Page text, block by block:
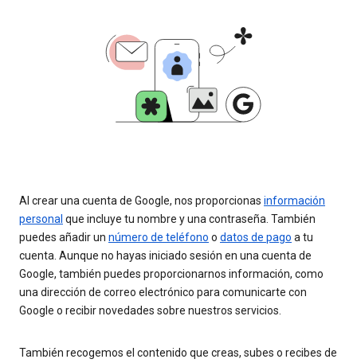
Al crear una cuenta de Google, nos proporcionas información
personal que incluye tu nombre y una contraseña. También
puedes añadir un número de teléfono o datos de pago a tu
cuenta. Aunque no hayas iniciado sesión en una cuenta de
Google, también puedes proporcionarnos información, como
una dirección de correo electrónico para comunicarte con
Google o recibir novedades sobre nuestros servicios.
También recogemos el contenido que creas, subes o recibes de